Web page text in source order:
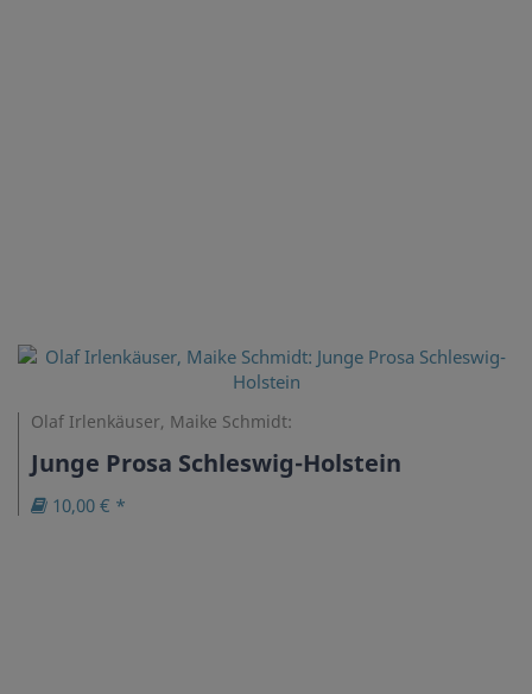
Olaf Irlenkäuser, Maike Schmidt:
Junge Prosa Schleswig-Holstein
10,00 € *